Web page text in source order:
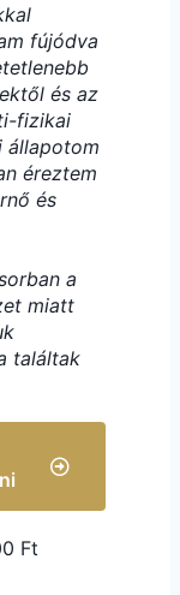
fújódva
és az
fizikai
állapotom
éreztem
és
a
miatt
találtak
Ft